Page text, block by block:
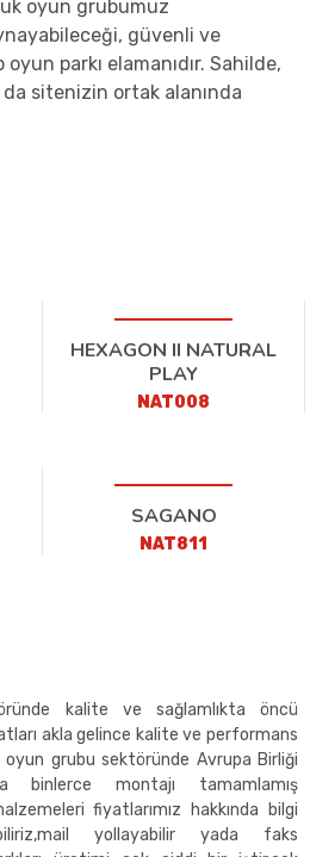
oyun grubumuz
güvenli ve
parkı elamanıdır. Sahilde,
sitenizin ortak alanında
HEXAGON II NATURAL
PLAY
NAT008
SAGANO
NAT811
kalite ve sağlamlıkta öncü
akla gelince kalite ve performans
oyun grubu sektöründe Avrupa Birliği
montajı tamamlamış
fiyatlarımız hakkında bilgi
yollayabilir yada faks